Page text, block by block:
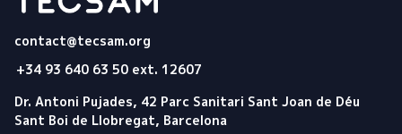
contact@tecsam.org
+34 93 640 63 50 ext. 12607
Dr. Antoni Pujades, 42 Parc Sanitari Sant Joan de Déu
Sant Boi de Llobregat, Barcelona